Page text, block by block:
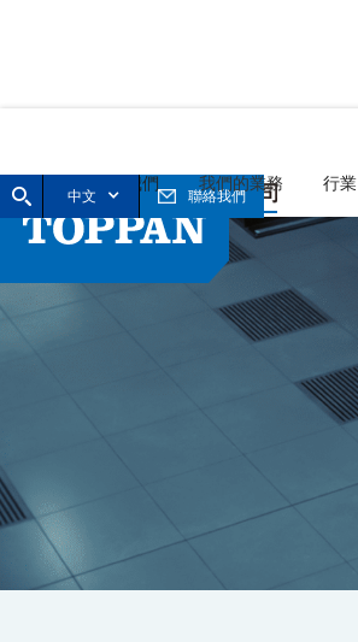
首頁 關於我們 我們的業務 行業
中文 聯絡我們